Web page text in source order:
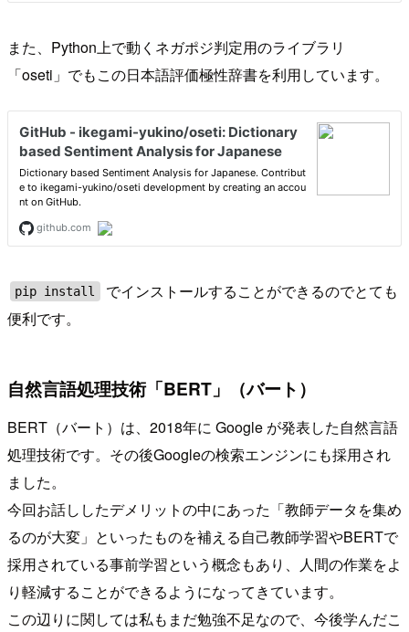
また、Python上で動くネガポジ判定用のライブラリ
「oseti」でもこの日本語評価極性辞書を利用しています。
pip install
でインストールすることができるのでとても
便利です。
自然言語処理技術「BERT」（バート）
BERT（バート）は、2018年に Google が発表した自然言語
処理技術です。その後Googleの検索エンジンにも採用され
ました。
今回お話ししたデメリットの中にあった「教師データを集め
るのが大変」といったものを補える自己教師学習やBERTで
採用されている事前学習という概念もあり、人間の作業をよ
り軽減することができるようになってきています。
この辺りに関しては私もまだ勉強不足なので、今後学んだこ